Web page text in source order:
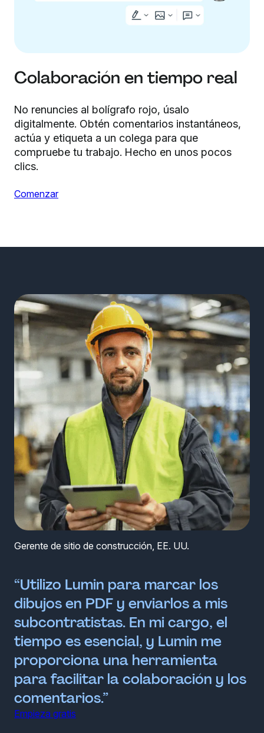
Colaboración en tiempo real
No renuncies al bolígrafo rojo, úsalo
digitalmente. Obtén comentarios instantáneos,
actúa y etiqueta a un colega para que
compruebe tu trabajo. Hecho en unos pocos
clics.
Comenzar
Gerente de sitio de construcción, EE. UU.
“Utilizo Lumin para marcar los
dibujos en PDF y enviarlos a mis
subcontratistas. En mi cargo, el
tiempo es esencial, y Lumin me
proporciona una herramienta
para facilitar la colaboración y los
comentarios.”
Empieza gratis